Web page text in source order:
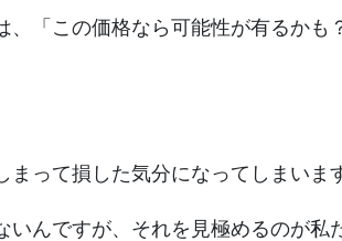
、「この価格なら可能性が有るかも
って損した気分になってしまいま
んですが、それを見極めるのが私